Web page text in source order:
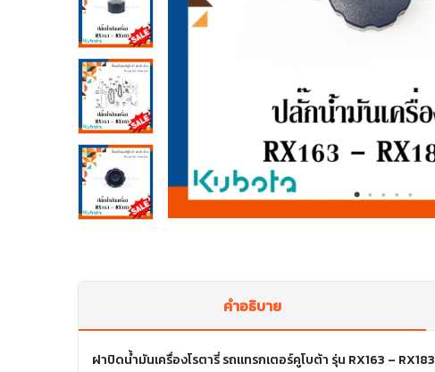
คำอธิบาย
ฝาปิดน้ำมันเครื่องโรตารี่ รถแทรกเตอร์คูโบต้า รุ่น RX163 – RX183